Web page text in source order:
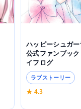
ハッピーシュガ
公式ファンブッ
イフログ
ラブストーリー
★ 4.3